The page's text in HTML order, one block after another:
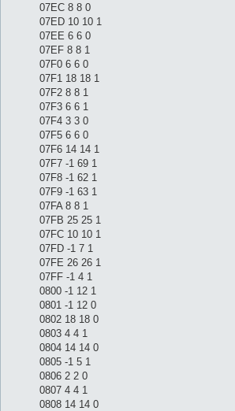
07EC 8 8 0
07ED 10 10 1
07EE 6 6 0
07EF 8 8 1
07F0 6 6 0
07F1 18 18 1
07F2 8 8 1
07F3 6 6 1
07F4 3 3 0
07F5 6 6 0
07F6 14 14 1
07F7 -1 69 1
07F8 -1 62 1
07F9 -1 63 1
07FA 8 8 1
07FB 25 25 1
07FC 10 10 1
07FD -1 7 1
07FE 26 26 1
07FF -1 4 1
0800 -1 12 1
0801 -1 12 0
0802 18 18 0
0803 4 4 1
0804 14 14 0
0805 -1 5 1
0806 2 2 0
0807 4 4 1
0808 14 14 0